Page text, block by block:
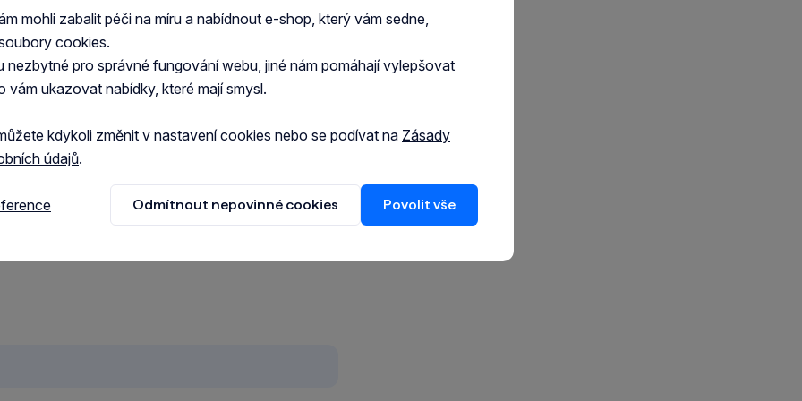
1 týden pro 1 kočku.
mohli zabalit péči na míru a nabídnout e-shop, který vám sedne,
cookies.
nezbytné pro správné fungování webu, jiné nám pomáhají vylepšovat
vám ukazovat nabídky, které mají smysl.
kdykoli změnit v nastavení cookies nebo se podívat na Zásady
údajů.
Odmítnout nepovinné cookies Povolit vše